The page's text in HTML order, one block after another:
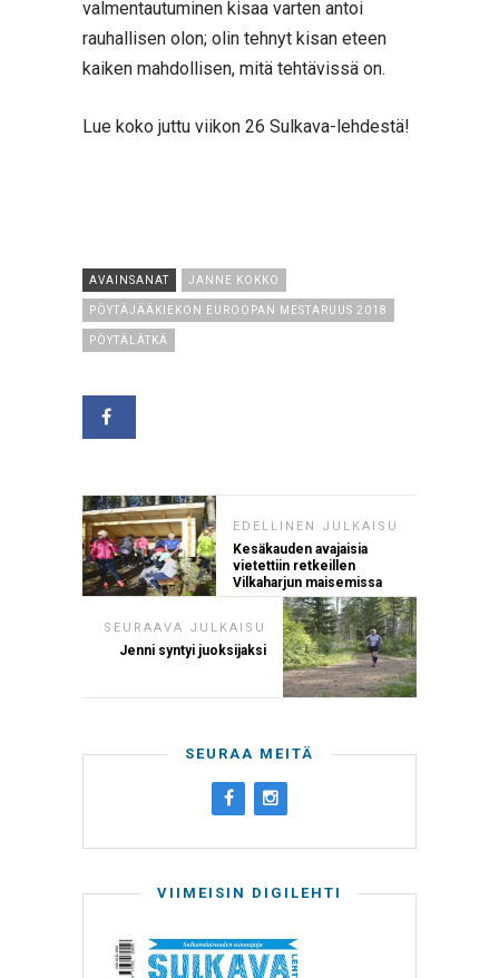
valmentautuminen kisaa varten antoi
rauhallisen olon; olin tehnyt kisan eteen
kaiken mahdollisen, mitä tehtävissä on.
Lue koko juttu viikon 26 Sulkava-lehdestä!
AVAINSANAT JANNE KOKKO
PÖYTÄJÄÄKIEKON EUROOPAN MESTARUUS 2018
PÖYTÄLÄTKÄ
EDELLINEN JULKAISU
Kesäkauden avajaisia
vietettiin retkeillen
Vilkaharjun maisemissa
SEURAAVA JULKAISU
Jenni syntyi juoksijaksi
SEURAA MEITÄ
VIIMEISIN DIGILEHTI